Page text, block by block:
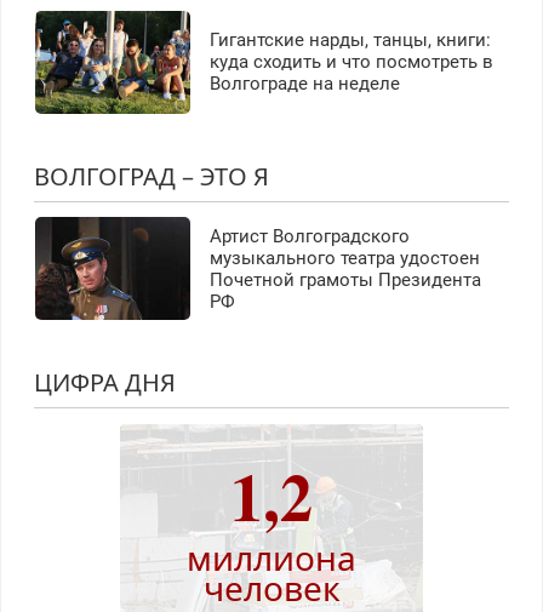
Гигантские нарды, танцы, книги:
куда сходить и что посмотреть в
Волгограде на неделе
ВОЛГОГРАД – ЭТО Я
Артист Волгоградского
музыкального театра удостоен
Почетной грамоты Президента
РФ
ЦИФРА ДНЯ
1,2
миллиона
человек